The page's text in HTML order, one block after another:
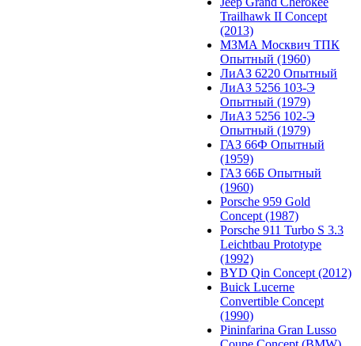
Trailhawk II Concept
(2013)
МЗМА Москвич ТПК
Опытный (1960)
ЛиАЗ 6220 Опытный
ЛиАЗ 5256 103-Э
Опытный (1979)
ЛиАЗ 5256 102-Э
Опытный (1979)
ГАЗ 66Ф Опытный
(1959)
ГАЗ 66Б Опытный
(1960)
Porsche 959 Gold
Concept (1987)
Porsche 911 Turbo S 3.3
Leichtbau Prototype
(1992)
BYD Qin Concept (2012)
Buick Lucerne
Convertible Concept
(1990)
Pininfarina Gran Lusso